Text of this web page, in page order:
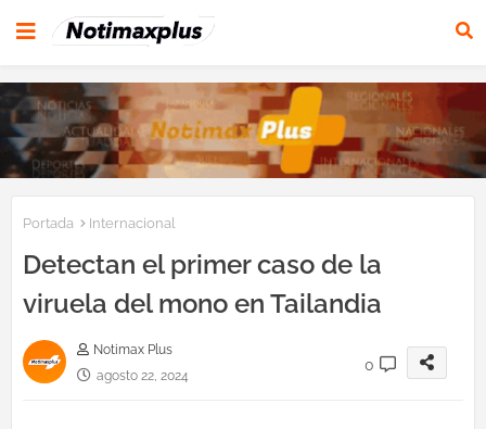
Portada Internacional
Detectan el primer caso de la
viruela del mono en Tailandia
Notimax Plus
agosto 22, 2024
0